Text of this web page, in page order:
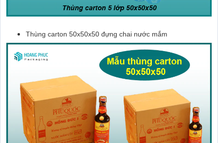
Thùng carton 50x50x50 đựng chai nước mắm